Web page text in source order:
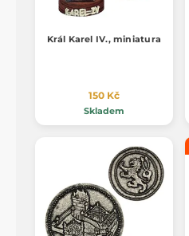
Král Karel IV., miniatura
150 Kč
Skladem